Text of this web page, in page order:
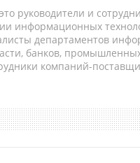
руководители и
информационных
департаментов
банков,
компаний-